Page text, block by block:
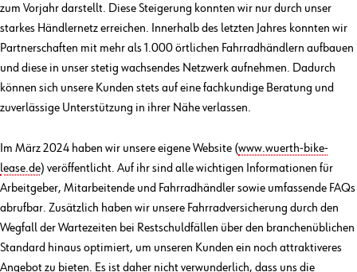
zum Vorjahr darstellt. Diese Steigerung konnten wir nur durch unser
starkes Händlernetz erreichen. Innerhalb des letzten Jahres konnten wir
Partnerschaften mit mehr als 1.000 örtlichen Fahrradhändlern aufbauen
und diese in unser stetig wachsendes Netzwerk aufnehmen. Dadurch
können sich unsere Kunden stets auf eine fachkundige Beratung und
zuverlässige Unterstützung in ihrer Nähe verlassen.
Im März 2024 haben wir unsere eigene Website (www.wuerth-bike-
lease.de) veröffentlicht. Auf ihr sind alle wichtigen Informationen für
Arbeitgeber, Mitarbeitende und Fahrradhändler sowie umfassende FAQs
abrufbar. Zusätzlich haben wir unsere Fahrradversicherung durch den
Wegfall der Wartezeiten bei Restschuldfällen über den branchenüblichen
Standard hinaus optimiert, um unseren Kunden ein noch attraktiveres
Angebot zu bieten. Es ist daher nicht verwunderlich, dass uns die